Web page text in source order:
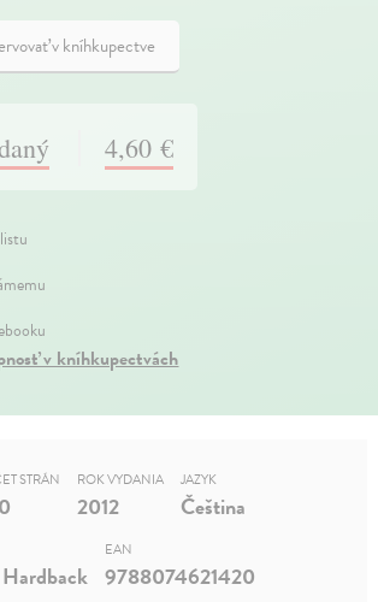
v kníhkupectve
4,60 €
v kníhkupectvách
STRÁN ROK VYDANIA
2012
JAZYK
Čeština
EAN
9788074621420